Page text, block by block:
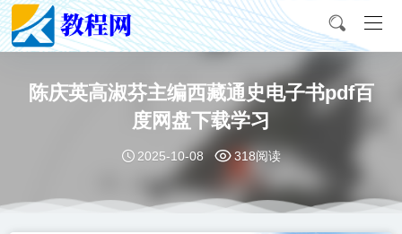
陈庆英高淑芬主编西藏通史电子书pdf百
度网盘下载学习
2025-10-08 318阅读